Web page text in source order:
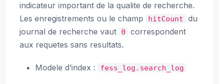
indicateur important de la qualite de recherche.
Les enregistrements ou le champ
hitCount
du
journal de recherche vaut
0
correspondent
aux requetes sans resultats.
Modele d’index : fess_log.search_log